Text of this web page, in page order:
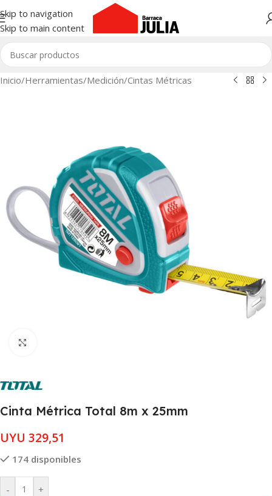
Skip to navigation
Skip to main content
Inicio/Herramientas/Medición/Cintas Métricas
Cinta Métrica Total 8m x 25mm
UYU 329,51
174 disponibles
- +